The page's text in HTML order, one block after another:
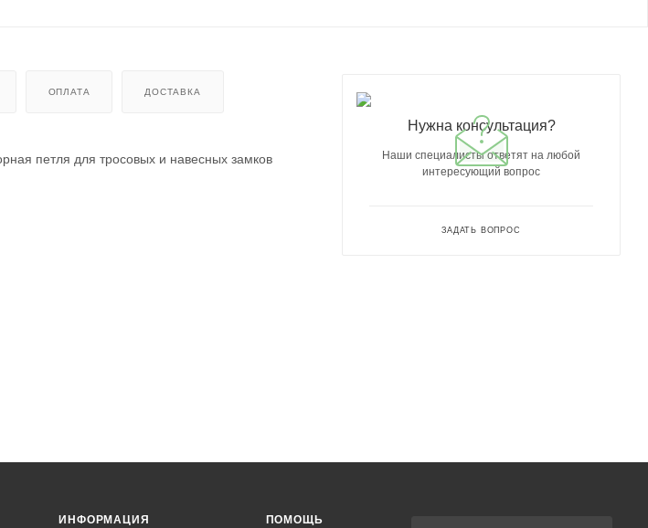
ОПЛАТА ДОСТАВКА
петля для тросовых и навесных замков
Нужна консультация?
Наши специалисты ответят на любой
интересующий вопрос
ЗАДАТЬ ВОПРОС
ИНФОРМАЦИЯ ПОМОЩЬ